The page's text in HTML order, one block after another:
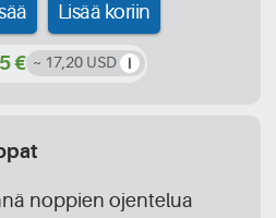
Lisää koriin
€ ~ 17,20 USD
noppien ojentelua